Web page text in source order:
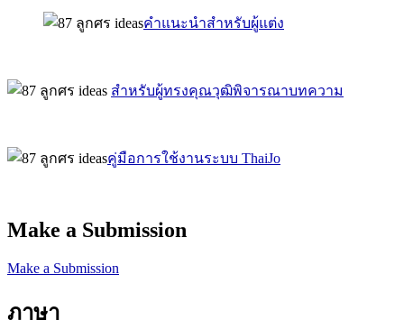
คำแนะนำสำหรับผู้แต่ง
สำหรับผู้ทรงคุณวุฒิพิจารณาบทความ
คู่มือการใช้งานระบบ ThaiJo
Make a Submission
Make a Submission
ภาษา